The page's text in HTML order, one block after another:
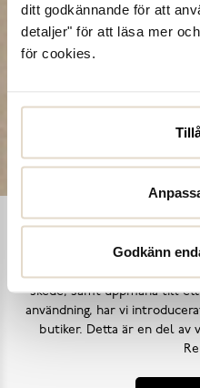
ditt godkännande för att
detaljer" för att läsa mer
för cookies.
Godkänn
Shoe
skede, samt uppmana till
användning, har vi
butiker. Detta är en del av